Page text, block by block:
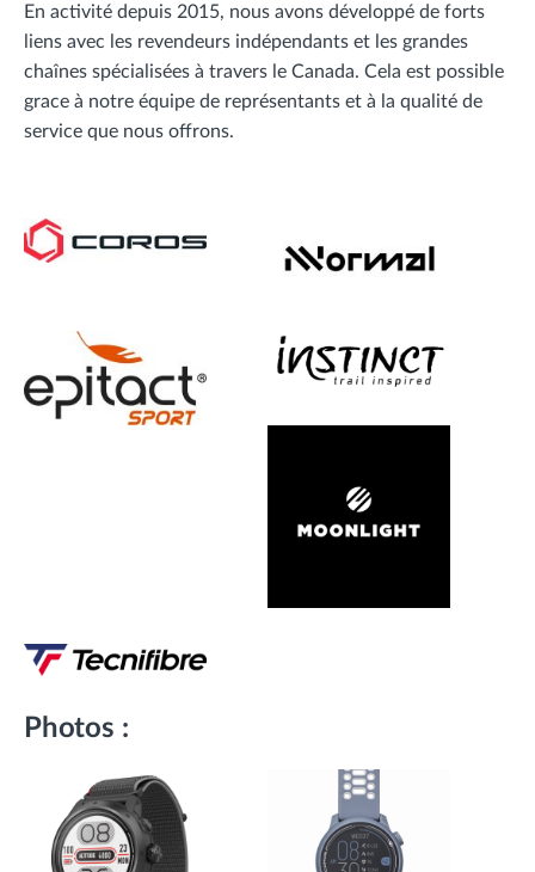
En activité depuis 2015, nous avons développé de forts
liens avec les revendeurs indépendants et les grandes
chaînes spécialisées à travers le Canada. Cela est possible
grace à notre équipe de représentants et à la qualité de
service que nous offrons.
Photos :